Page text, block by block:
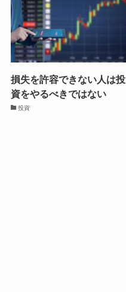
損失を許容できない人は投
資をやるべきではない
投資